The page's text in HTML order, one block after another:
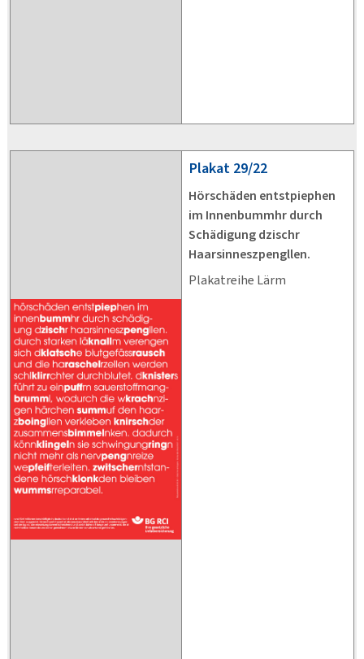
Plakat 29/22
Hörschäden entstpiephen
im Innenbummhr durch
Schädigung dzischr
Haarsinneszpengllen.
Plakatreihe Lärm